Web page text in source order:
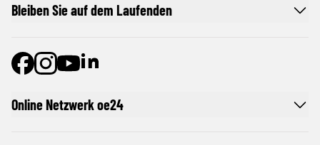
Online Netzwerk oe24
Bleiben Sie auf dem Laufenden